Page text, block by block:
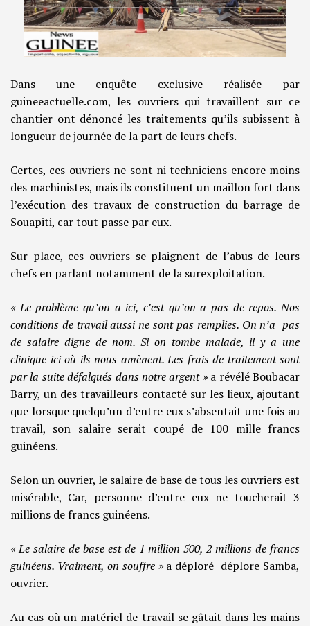
Dans une enquête exclusive réalisée par
guineeactuelle.com, les ouvriers qui travaillent sur ce
chantier ont dénoncé les traitements qu’ils subissent à
longueur de journée de la part de leurs chefs.
Certes, ces ouvriers ne sont ni techniciens encore moins
des machinistes, mais ils constituent un maillon fort dans
l’exécution des travaux de construction du barrage de
Souapiti, car tout passe par eux.
Sur place, ces ouvriers se plaignent de l’abus de leurs
chefs en parlant notamment de la surexploitation.
« Le problème qu’on a ici, c’est qu’on a pas de repos. Nos
conditions de travail aussi ne sont pas remplies. On n’a pas
de salaire digne de nom. Si on tombe malade, il y a une
clinique ici où ils nous amènent. Les frais de traitement sont
par la suite défalqués dans notre argent »a révélé Boubacar
Barry, un des travailleurs contacté sur les lieux, ajoutant
que lorsque quelqu’un d’entre eux s’absentait une fois au
travail, son salaire serait coupé de 100 mille francs
guinéens.
Selon un ouvrier, le salaire de base de tous les ouvriers est
misérable, Car, personne d’entre eux ne toucherait 3
millions de francs guinéens.
« Le salaire de base est de 1 million 500, 2 millions de francs
guinéens. Vraiment, on souffre »a déploré déplore Samba,
ouvrier.
Au cas où un matériel de travail se gâtait dans les mains